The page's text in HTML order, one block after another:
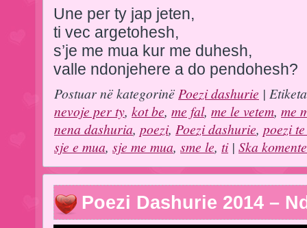
Une per ty jap jeten,
ti vec argetohesh,
s’je me mua kur me duhesh,
valle ndonjehere a do pendohesh?
Postuar në kategorinë Poezi dashurie |
nevoje per ty, kot be, me fal, me le vetem, me
nena dashuria, poezi, Poezi dashurie, poezi
sje e mua, sje me mua, sme le, ti| Ska
Poezi Dashurie 2014 –